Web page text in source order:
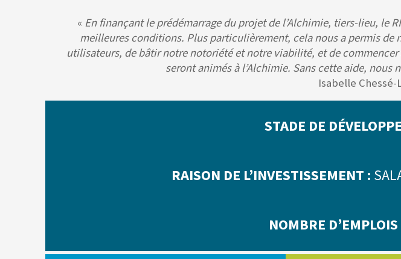
« En finançant le prédémarrage du projet de l’Alchimie, tiers-lieu, le
meilleures conditions. Plus particulièrement, cela nous a permis de
utilisateurs, de bâtir notre notoriété et notre viabilité, et de
seront animés à l’Alchimie. Sans cette aide, nous
Isabelle
STADE DE
RAISON DE L’INVESTISSEMENT :
NOMBRE